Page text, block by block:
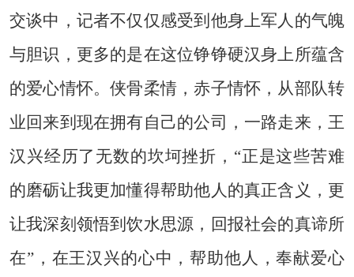
交谈中，记者不仅仅感受到他身上军人的气魄
与胆识，更多的是在这位铮铮硬汉身上所蕴含
的爱心情怀。侠骨柔情，赤子情怀，从部队转
业回来到现在拥有自己的公司，一路走来，王
汉兴经历了无数的坎坷挫折，“正是这些苦难
的磨砺让我更加懂得帮助他人的真正含义，更
让我深刻领悟到饮水思源，回报社会的真谛所
在”，在王汉兴的心中，帮助他人，奉献爱心